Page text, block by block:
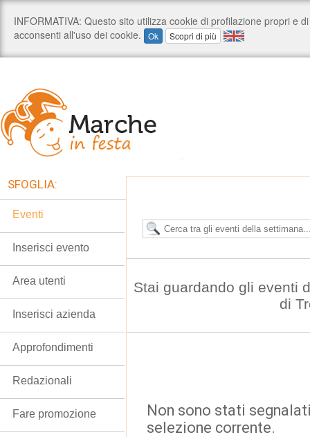
Stai guardando gli eventi
di
Non sono stati
selezione corrente.
SFOGLIA:
Eventi
Inserisci evento
Area utenti
Inserisci azienda
Approfondimenti
Redazionali
Fare promozione